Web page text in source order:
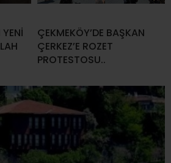
ÇEKMEKÖY’DE BAŞKAN
ÇERKEZ’E ROZET
PROTESTOSU..